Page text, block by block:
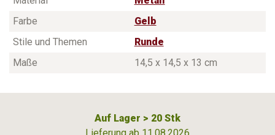
Farbe
Gelb
Stile und Themen
Runde
Maße
14,5 x 14,5 x 13 cm
Auf Lager > 20 Stk